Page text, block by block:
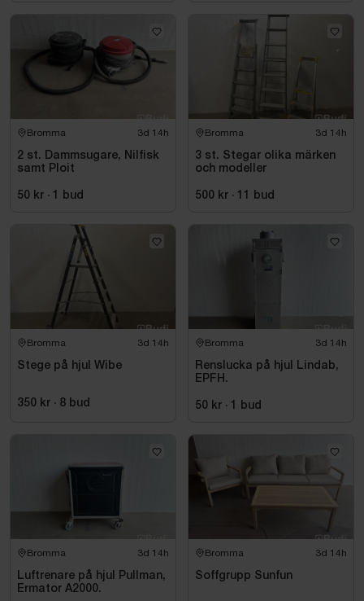
Bromma 3d 14h
2 st. Dammsugare, Nilfisk
samt Ploit
50 kr · 1 bud
Bromma 3d 14h
3 st. Stegar olika märken
och modeller
500 kr · 11 bud
Bromma 3d 14h
Stege på hjul Wibe
350 kr · 8 bud
Bromma 3d 14h
Renslucka på hjul Lindab,
EPFH.
50 kr · 1 bud
Bromma 3d 14h
Luftrenare på hjul Pullman,
Ermator A2000.
Bromma 3d 14h
Soffgrupp Sunfun